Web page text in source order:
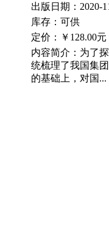
出版日期：2020-
库存：可供
定价：
￥128.00元
内容简介：为了
统梳理了我国集
的基础上，对国...